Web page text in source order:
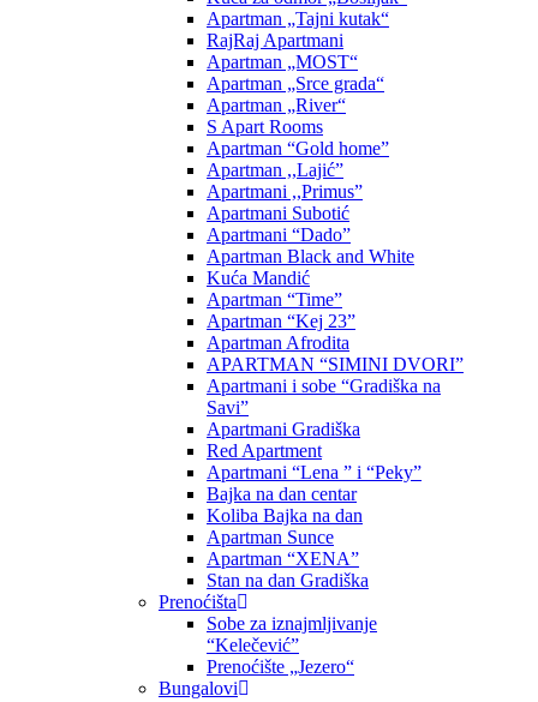
Apartman „Tajni kutak“
RajRaj Apartmani
Apartman „MOST“
Apartman „Srce grada“
Apartman „River“
S Apart Rooms
Apartman “Gold home”
Apartman ,,Lajić”
Apartmani ,,Primus”
Apartmani Subotić
Apartmani “Dado”
Apartman Black and White
Kuća Mandić
Apartman “Time”
Apartman “Kej 23”
Apartman Afrodita
APARTMAN “SIMINI DVORI”
Apartmani i sobe “Gradiška na
Savi”
Apartmani Gradiška
Red Apartment
Apartmani “Lena ” i “Peky”
Bajka na dan centar
Koliba Bajka na dan
Apartman Sunce
Apartman “XENA”
Stan na dan Gradiška
Prenoćišta
Sobe za iznajmljivanje
“Kelečević”
Prenoćište „Jezero“
Bungalovi